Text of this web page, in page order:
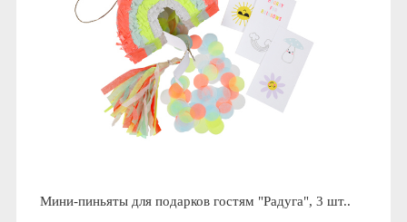
Мини-пиньяты для подарков гостям "Радуга", 3 шт..